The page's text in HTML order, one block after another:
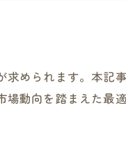
められます。本記
動向を踏まえた最